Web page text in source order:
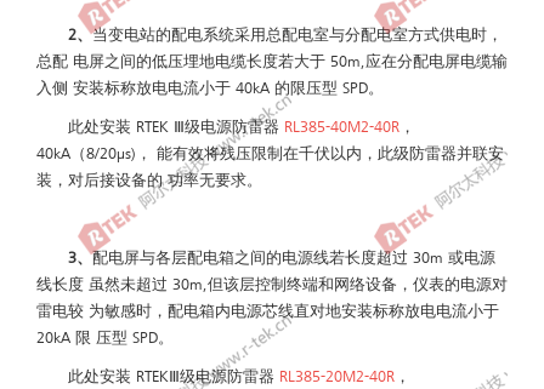
2、当变电站的配电系统采用总配电室与分配电室方式供电时，
总配 电屏之间的低压埋地电缆长度若大于 50m,应在分配电屏电缆输
入侧 安装标称放电电流小于 40kA 的限压型 SPD。
此处安装 RTEK Ⅲ级电源防雷器 RL385-40M2-40R ，
40kA（8/20μs)， 能有效将残压限制在千伏以内，此级防雷器并联安
装，对后接设备的 功率无要求。
3、配电屏与各层配电箱之间的电源线若长度超过 30m 或电源
线长度 虽然未超过 30m,但该层控制终端和网络设备，仪表的电源对
雷电较 为敏感时，配电箱内电源芯线直对地安装标称放电电流小于
20kA 限 压型 SPD。
此处安装 RTEKⅢ级电源防雷器 RL385-20M2-40R ，